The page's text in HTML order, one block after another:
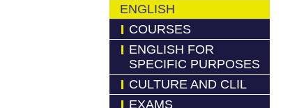
ENGLISH
COURSES
ENGLISH FOR
SPECIFIC PURPOSES
CULTURE AND CLIL
EXAMS